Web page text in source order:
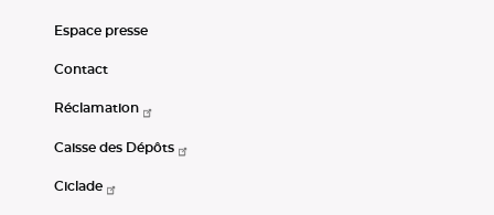
Espace presse
Contact
Réclamation
Caisse des Dépôts
Ciclade